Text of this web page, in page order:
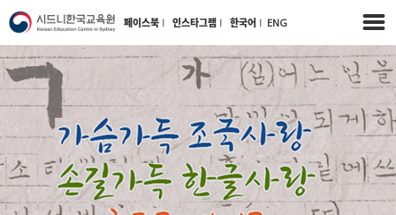
페이스북 l 인스타그램 l 한국어 l ENG